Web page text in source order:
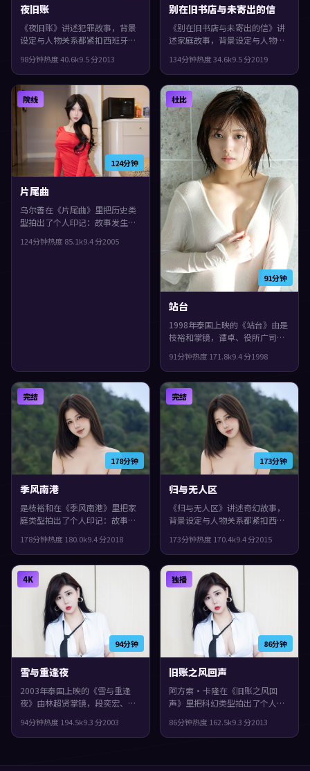
夜旧账
《夜旧账》讲述犯罪故事，背景
设定与人物关系都紧扣西班牙当
基德执导，咏梅、杨紫、河正宇
领衔。结局留白，给观众回味与
讨论空间，观感紧凑，值得推
荐。
98分钟热度40.6k9.5分2013
别在旧书店与未寄出的信
《别在旧书店与未寄出的信》讲
述家庭故事，背景设定与人物关
感。2019年上映，张艺谋执导，
易烊千玺、杨紫、苍井优领衔。
群像戏份饱满，配角也有完整弧
光，观感紧凑，值得推荐。
134分钟热度34.6k9.5分2019
124分钟
院线
片尾曲
乌尔善在《片尾曲》里把历史类
型拍出了个人印记：故事发生在
包括章子怡、宋康昊、古天乐。
124分钟热度 85.1k9.4分2005
91分钟
杜比
站台
1998年泰国上映的《站台》由是
枝裕和掌镜，谭卓、役所广司、
史，影片在类型框架里仍保留了
作者表达，节奏前半段克制蓄
力，后半段集中爆发。
91分钟热度 171.8k9.4分1998
178分钟
完结
季风南港
是枝裕和在《季风南港》里把家
庭类型拍出了个人印记：故事发
主演包括章子怡、长泽雅美、佛
罗伦斯·珀。群像戏份饱满，配
角也有完整弧光，观感紧凑，值
得推荐。
178分钟热度 180.0k9.4分2018
173分钟
完结
归与无人区
《归与无人区》讲述奇幻故事，
背景设定与人物关系都紧扣西班
映，李沧东执导，提莫西·查拉
梅、张曼玉、任素汐领衔。群像
戏份饱满，配角也有完整弧光，
观感紧凑，值得推荐。
173分钟热度 170.4k9.4分2015
94分钟
4K
雪与重逢夜
2003年泰国上映的《雪与重逢
夜》由林超贤掌镜，段奕宏、古
爱情，影片在类型框架里仍保留
了作者表达，节奏前半段克制蓄
94分钟热度 194.5k9.3 分2003
86分钟
独播
旧账之风回声
阿方索·卡隆在《旧账之风回
声》里把科幻类型拍出了个人印
年与观众见面。主演包括雷佳
音、惠英红、苍井优。一场意外
感紧凑，值得推荐。
86分钟热度 162.5k9.3 分2013